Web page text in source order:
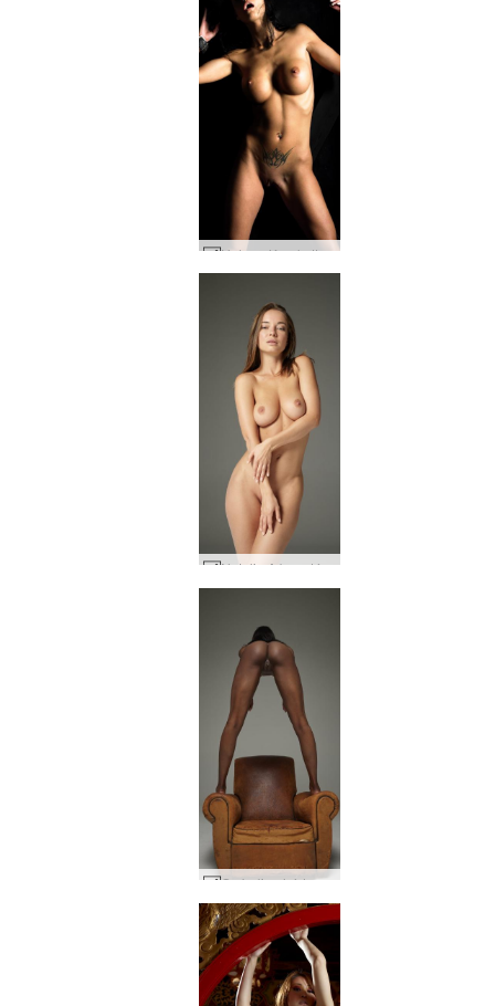
Helena Karel attachée #43
Natalia A beauté icône #20
Ombeline hédoniste #13